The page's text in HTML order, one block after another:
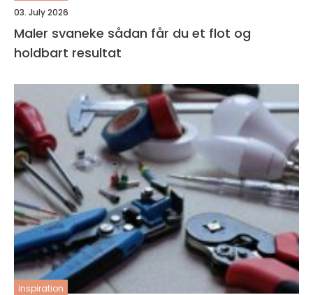
03. July 2026
Maler svaneke sådan får du et flot og
holdbart resultat
inspiration